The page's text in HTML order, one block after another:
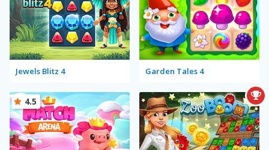
Jewels Blitz 4 Garden Tales 4
4.5